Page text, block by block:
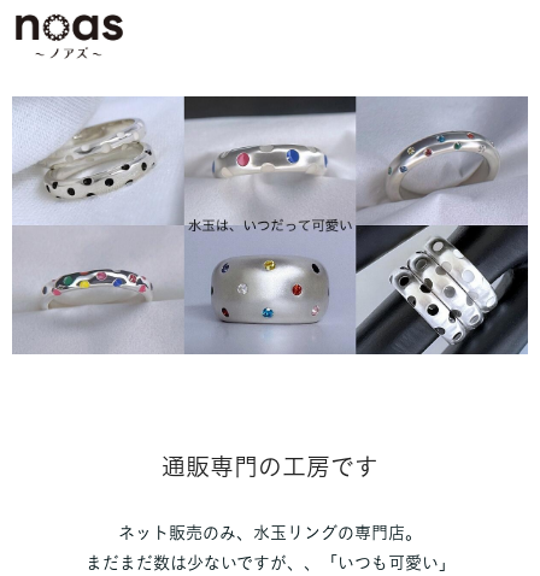
通販専門の工房です
ネット販売のみ、水玉リングの専門店。
まだまだ数は少ないですが、、「いつも可愛い」